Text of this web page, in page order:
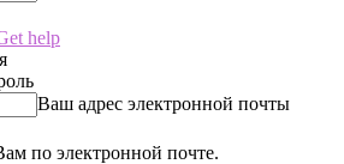
help
Ваш адрес электронной почты
по электронной почте.